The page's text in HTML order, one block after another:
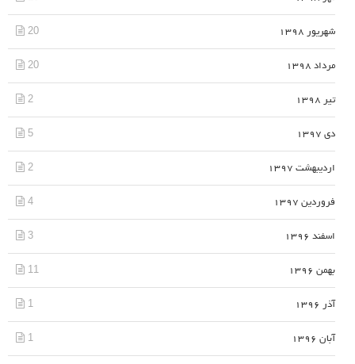
شهریور 1398 20
مرداد 1398 20
تیر 1398 2
دی 1397 5
اردیبهشت 1397 2
فروردین 1397 4
اسفند 1396 3
بهمن 1396 11
آذر 1396 1
آبان 1396 1